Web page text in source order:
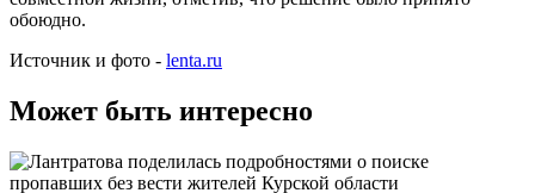
обоюдно.
Источник и фото - lenta.ru
Может быть интересно